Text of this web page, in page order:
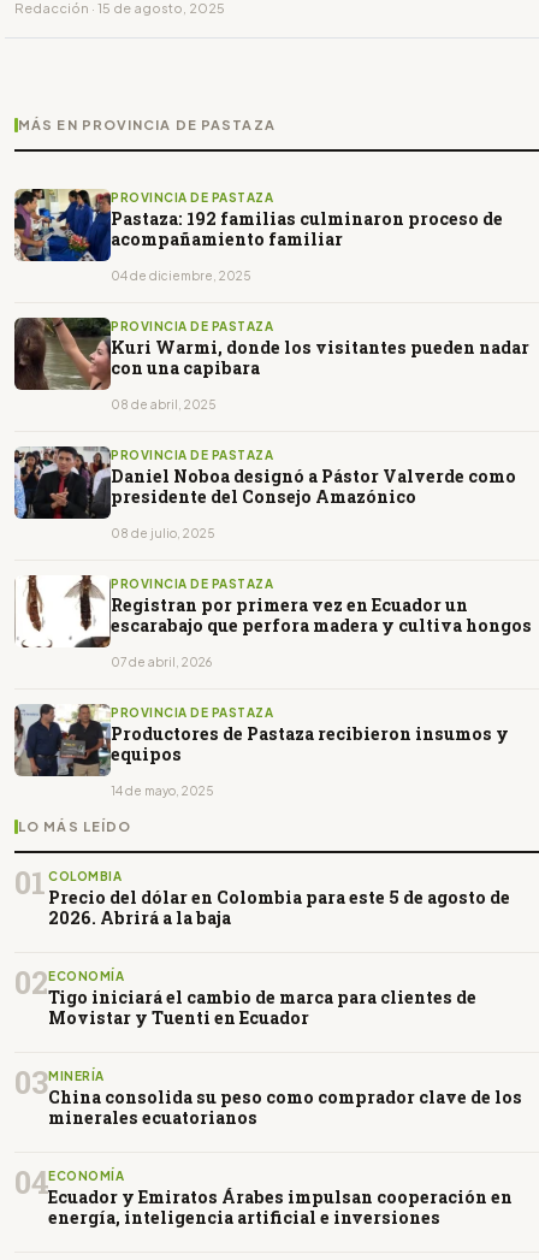
Redacción · 15 de agosto, 2025
MÁS EN PROVINCIA DE PASTAZA
PROVINCIA DE PASTAZA
Pastaza: 192 familias culminaron proceso de
acompañamiento familiar
04 de diciembre, 2025
PROVINCIA DE PASTAZA
Kuri Warmi, donde los visitantes pueden nadar
con una capibara
08 de abril, 2025
PROVINCIA DE PASTAZA
Daniel Noboa designó a Pástor Valverde como
presidente del Consejo Amazónico
08 de julio, 2025
PROVINCIA DE PASTAZA
Registran por primera vez en Ecuador un
escarabajo que perfora madera y cultiva hongos
07 de abril, 2026
PROVINCIA DE PASTAZA
Productores de Pastaza recibieron insumos y
equipos
14 de mayo, 2025
LO MÁS LEÍDO
01 COLOMBIA
Precio del dólar en Colombia para este 5 de agosto de
2026. Abrirá a la baja
02 ECONOMÍA
Tigo iniciará el cambio de marca para clientes de
Movistar y Tuenti en Ecuador
03MINERÍA
China consolida su peso como comprador clave de los
minerales ecuatorianos
04ECONOMÍA
Ecuador y Emiratos Árabes impulsan cooperación en
energía, inteligencia artificial e inversiones